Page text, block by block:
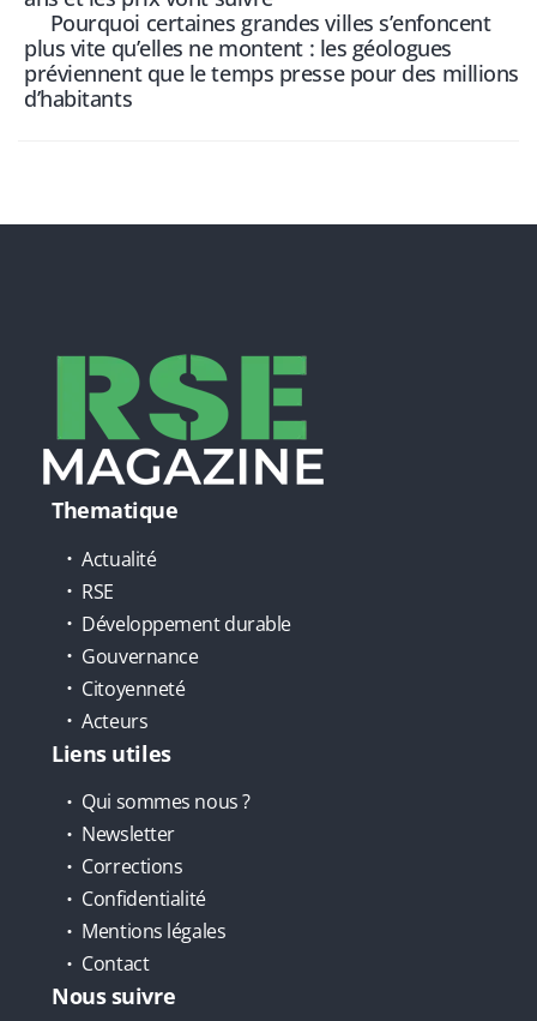
Pourquoi certaines grandes villes s’enfoncent
plus vite qu’elles ne montent : les géologues
préviennent que le temps presse pour des millions
d’habitants
Thematique
Actualité
RSE
Développement durable
Gouvernance
Citoyenneté
Acteurs
Liens utiles
Qui sommes nous ?
Newsletter
Corrections
Confidentialité
Mentions légales
Contact
Nous suivre